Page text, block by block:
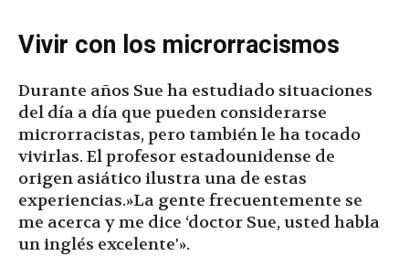
Vivir con los microrracismos
Durante años Sue ha estudiado situaciones
del día a día que pueden considerarse
microrracistas, pero también le ha tocado
vivirlas. El profesor estadounidense de
origen asiático ilustra una de estas
experiencias.»La gente frecuentemente se
me acerca y me dice ‘doctor Sue, usted habla
un inglés excelente'».